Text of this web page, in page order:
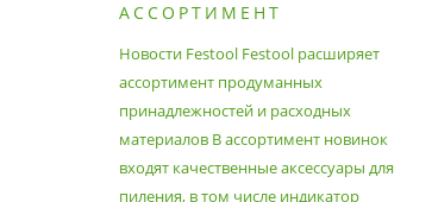
АССОРТИМЕНТ
ПРИНАДЛЕЖНОСТЕЙ И
РАСХОДНЫХ МАТЕРИАЛОВ
Новости Festool Festool расширяет
ассортимент продуманных
принадлежностей и расходных
материалов В ассортимент новинок
входят качественные аксессуары для
пиления, в том числе индикатор